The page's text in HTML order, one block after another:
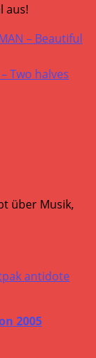
aus!
– Beautiful
– Two halves
über Musik,
2005